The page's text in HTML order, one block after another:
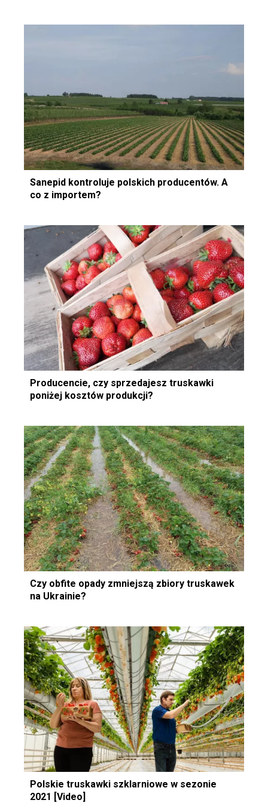
Sanepid kontroluje polskich producentów. A
co z importem?
Producencie, czy sprzedajesz truskawki
poniżej kosztów produkcji?
Czy obfite opady zmniejszą zbiory truskawek
na Ukrainie?
Polskie truskawki szklarniowe w sezonie
2021 [Video]